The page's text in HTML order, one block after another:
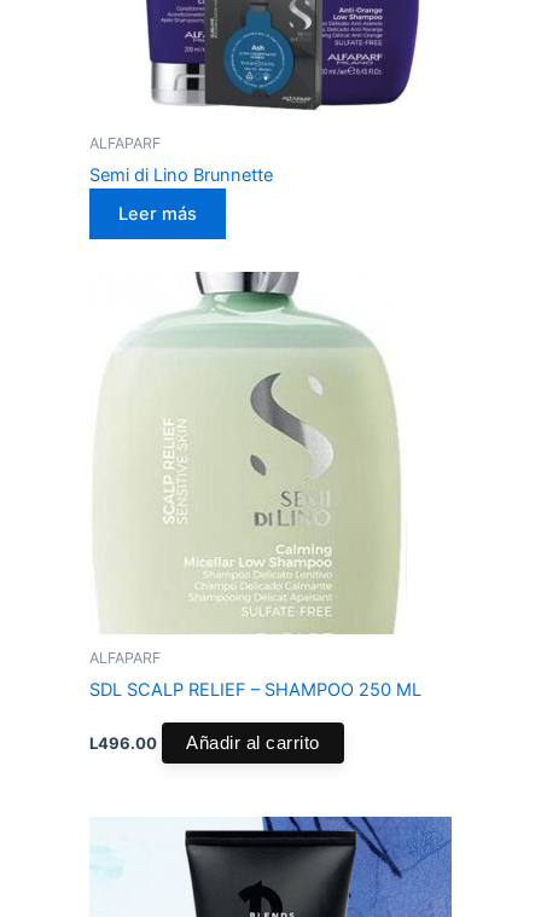
ALFAPARF
Semi di Lino Brunnette
Leer más
ALFAPARF
SDL SCALP RELIEF – SHAMPOO 250 ML
L496.00 Añadir al carrito